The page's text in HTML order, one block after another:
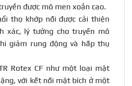
được mô men xoắn cao.
thọ khớp nối được cải thiện
xác, lý tưởng cho truyền mô
giảm rung động và hấp thụ
Rotex CF như một loại mặt
với kết nối mặt bích ở một